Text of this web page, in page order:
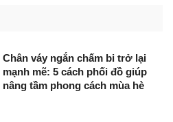
Chân váy ngắn chấm bi trở lại
mạnh mẽ: 5 cách phối đồ giúp
nâng tầm phong cách mùa hè